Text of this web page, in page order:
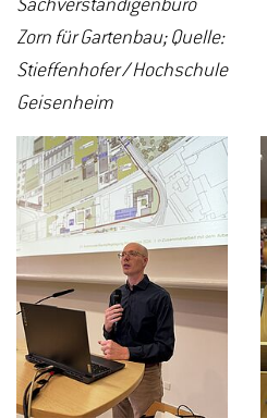
Sachverständigenbüro
Zorn für Gartenbau; Quelle:
Stieffenhofer / Hochschule
Geisenheim